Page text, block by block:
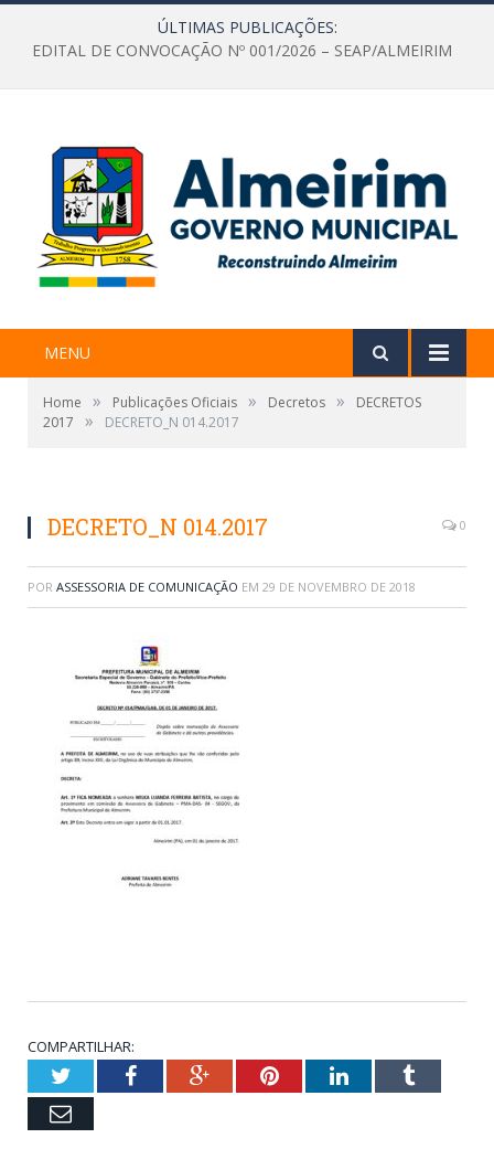
ÚLTIMAS PUBLICAÇÕES:
EDITAL DE CONVOCAÇÃO Nº 001/2026 – SEAP/ALMEIRIM
MENU
Home » Publicações Oficiais » Decretos »
DECRETOS
2017
» DECRETO_N 014.2017
DECRETO_N 014.2017 0
POR ASSESSORIA DE COMUNICAÇÃO EM 29 DE NOVEMBRO DE 2018
COMPARTILHAR:
TwitterFacebookGoogle+PinterestLinkedInTumblr
Email